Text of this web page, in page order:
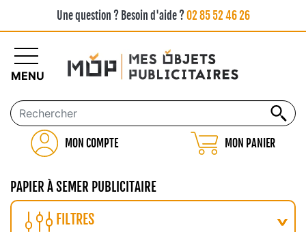
Une question ? Besoin d'aide ?02 85 52 46 26
MON COMPTE MON PANIER
MENU
PAPIER À SEMER PUBLICITAIRE
FILTRES